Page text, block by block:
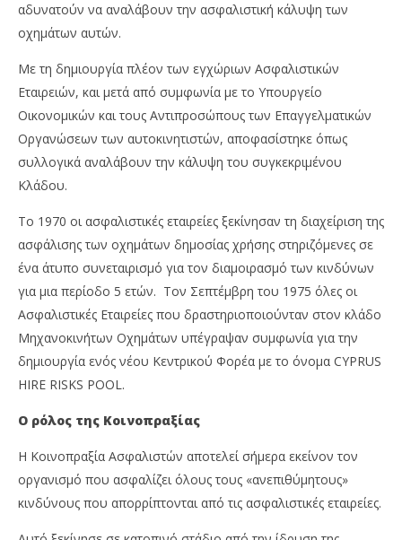
αδυνατούν να αναλάβουν την ασφαλιστική κάλυψη των
οχημάτων αυτών.
Με τη δημιουργία πλέον των εγχώριων Ασφαλιστικών
Εταιρειών, και μετά από συμφωνία με το Υπουργείο
Οικονομικών και τους Αντιπροσώπους των Επαγγελματικών
Οργανώσεων των αυτοκινητιστών, αποφασίστηκε όπως
συλλογικά αναλάβουν την κάλυψη του συγκεκριμένου
Κλάδου.
Το 1970 οι ασφαλιστικές εταιρείες ξεκίνησαν τη διαχείριση της
ασφάλισης των οχημάτων δημοσίας χρήσης στηριζόμενες σε
ένα άτυπο συνεταιρισμό για τον διαμοιρασμό των κινδύνων
για μια περίοδο 5 ετών. Τον Σεπτέμβρη του 1975 όλες οι
Ασφαλιστικές Εταιρείες που δραστηριοποιούνταν στον κλάδο
Μηχανοκινήτων Οχημάτων υπέγραψαν συμφωνία για την
δημιουργία ενός νέου Κεντρικού Φορέα με το όνομα CYPRUS
HIRE RISKS POOL.
Ο ρόλος της Κοινοπραξίας
Η Κοινοπραξία Ασφαλιστών αποτελεί σήμερα εκείνον τον
οργανισμό που ασφαλίζει όλους τους «ανεπιθύμητους»
κινδύνους που απορρίπτονται από τις ασφαλιστικές εταιρείες.